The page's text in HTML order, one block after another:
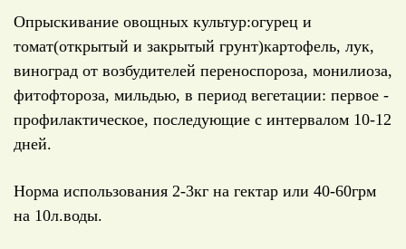
Опрыскивание овощных культур:огурец и
томат(открытый и закрытый грунт)картофель, лук,
виноград от возбудителей переноспороза, монилиоза,
фитофтороза, мильдью, в период вегетации: первое -
профилактическое, последующие с интервалом 10-12
дней.
Норма использования 2-3кг на гектар или 40-60грм
на 10л.воды.